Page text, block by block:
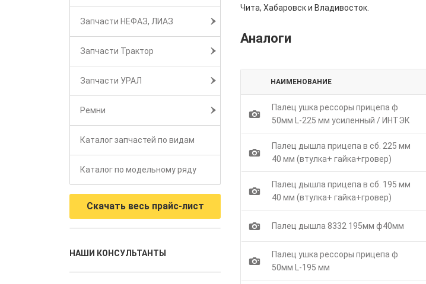
Запчасти НЕФАЗ, ЛИАЗ
Запчасти Трактор
Запчасти УРАЛ
Ремни
Каталог запчастей по видам
Каталог по модельному ряду
Скачать весь прайс-лист
НАШИ КОНСУЛЬТАНТЫ
Чита, Хабаровск и Владивосток.
Аналоги
НАИМЕНОВАНИЕ
1
Палец ушка рессоры прицепа ф
50мм L-225 мм усиленный / ИНТЭК
1
Палец дышла прицепа в сб. 225 мм
40 мм (втулка+ гайка+гровер)
1
Палец дышла прицепа в сб. 195 мм
40 мм (втулка+ гайка+гровер)
1 Палец дышла 8332 195мм ф40мм
1
Палец ушка рессоры прицепа ф
50мм L-195 мм